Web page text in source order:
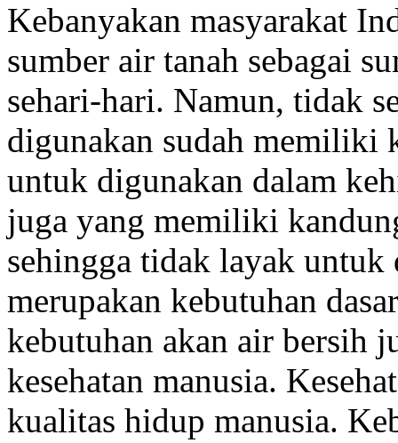
Kebanyakan masyarakat
sumber air tanah sebagai
sehari-hari. Namun, tidak
digunakan sudah memiliki
untuk digunakan dalam
juga yang memiliki
sehingga tidak layak untuk
merupakan kebutuhan
kebutuhan akan air bersih
kesehatan manusia.
kualitas hidup manusia.